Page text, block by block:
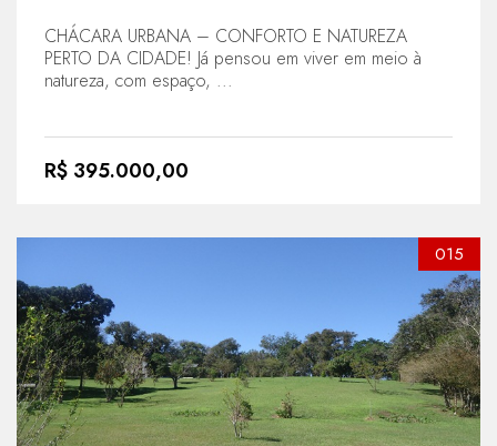
CHÁCARA URBANA – CONFORTO E NATUREZA
PERTO DA CIDADE! Já pensou em viver em meio à
natureza, com espaço, ...
R$ 395.000,00
015